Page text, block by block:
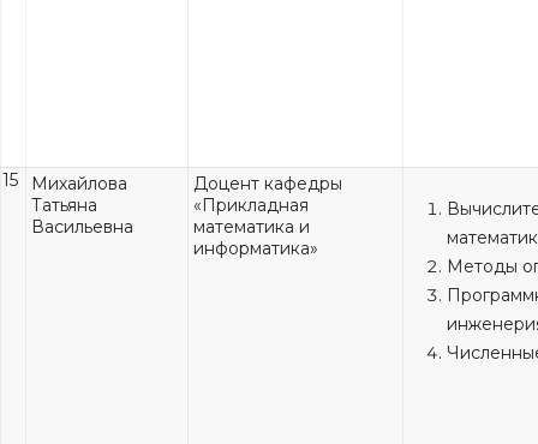
15
Михайлова
Татьяна
Васильевна
Доцент кафедры
«Прикладная
математика и
информатика»
Методы